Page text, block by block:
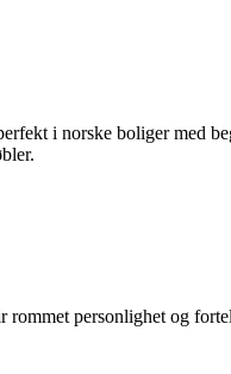
i norske boliger med
personlighet og